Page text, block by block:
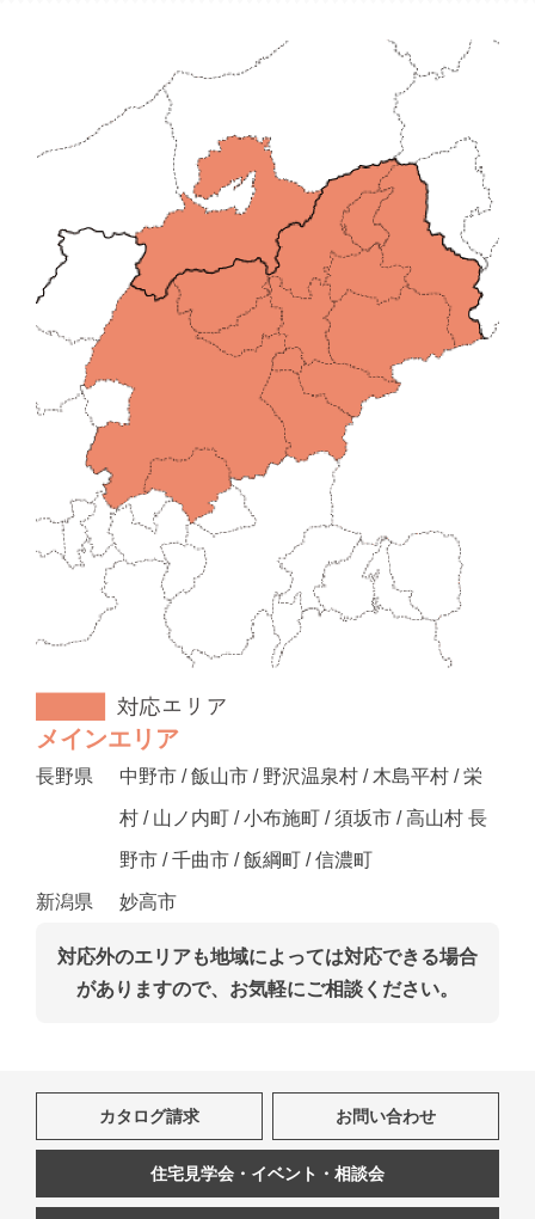
メインエリア
長野県 中野市 / 飯山市 / 野沢温泉村 / 木島平村 / 栄
村 / 山ノ内町 / 小布施町 / 須坂市 / 高山村 長
野市 / 千曲市 / 飯綱町 / 信濃町
新潟県 妙高市
対応外のエリアも地域によっては対応できる場合
がありますので、お気軽にご相談ください。
カタログ請求 お問い合わせ
住宅見学会・イベント・相談会